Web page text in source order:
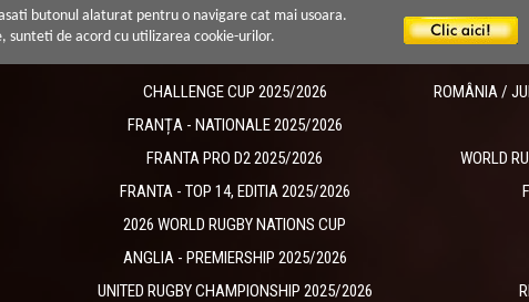
butonul alaturat pentru o navigare cat mai usoara.
sunteti de acord cu utilizarea cookie-urilor.
CHALLENGE CUP 2025/2026
​FRANȚA - NATIONALE 2025/2026
FRANTA PRO D2 2025/2026
FRANTA - TOP 14, EDITIA 2025/2026
2026 WORLD RUGBY NATIONS CUP
ANGLIA - PREMIERSHIP 2025/2026
UNITED RUGBY CHAMPIONSHIP 2025/2026
ROMÂNIA /
WORLD